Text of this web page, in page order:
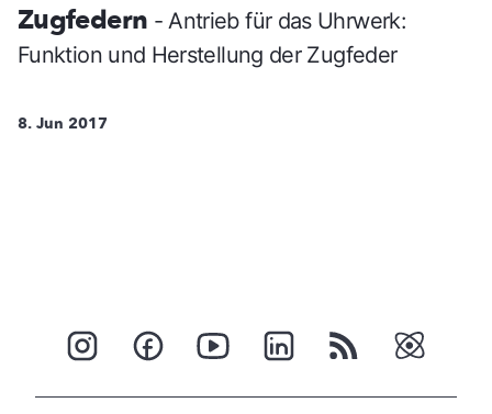
Zugfedern - Antrieb für das Uhrwerk:
Funktion und Herstellung der Zugfeder
8. Jun 2017